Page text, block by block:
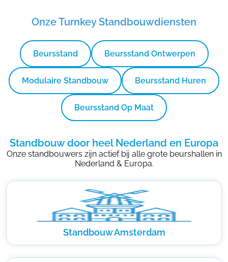
Onze Turnkey Standbouwdiensten
Beursstand Beursstand Ontwerpen
Modulaire Standbouw Beursstand Huren
Beursstand Op Maat
Standbouw door heel Nederland en Europa
Onze standbouwers zijn actief bij alle grote beurshallen in
Nederland & Europa.
Standbouw Amsterdam